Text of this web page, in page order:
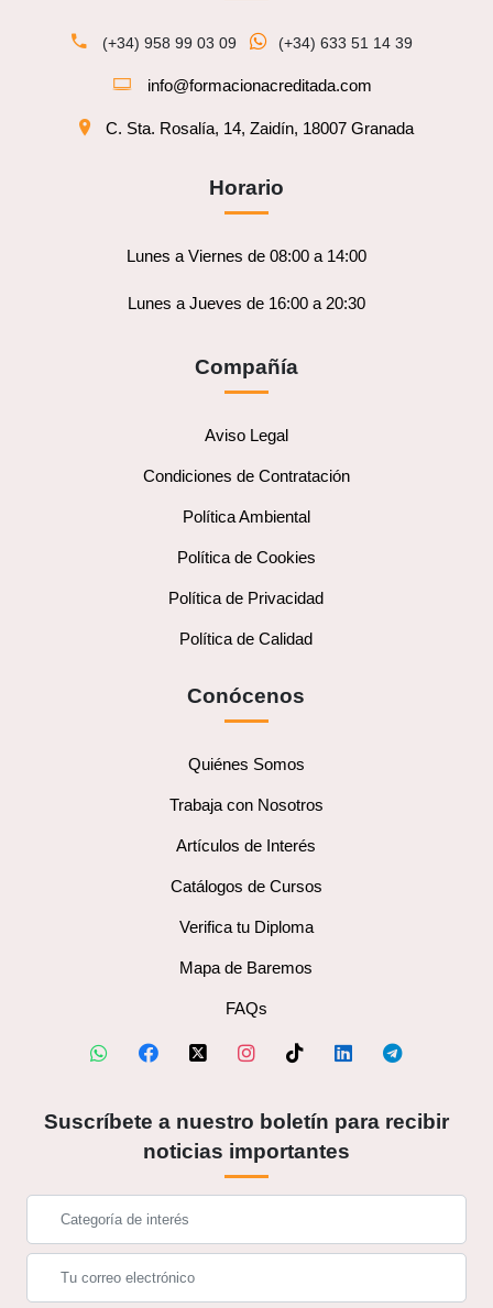
(+34) 958 99 03 09 (+34) 633 51 14 39
info@formacionacreditada.com
C. Sta. Rosalía, 14, Zaidín, 18007 Granada
Horario
Lunes a Viernes de 08:00 a 14:00
Lunes a Jueves de 16:00 a 20:30
Compañía
Aviso Legal
Condiciones de Contratación
Política Ambiental
Política de Cookies
Política de Privacidad
Política de Calidad
Conócenos
Quiénes Somos
Trabaja con Nosotros
Artículos de Interés
Catálogos de Cursos
Verifica tu Diploma
Mapa de Baremos
FAQs
Suscríbete a nuestro boletín para recibir
noticias importantes